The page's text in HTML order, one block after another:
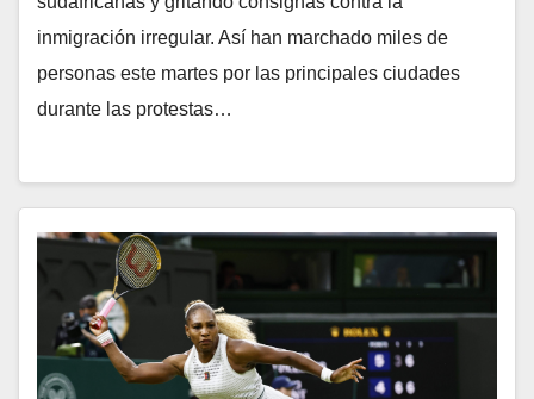
inmigración irregular. Así han marchado miles de
personas este martes por las principales ciudades
durante las protestas…